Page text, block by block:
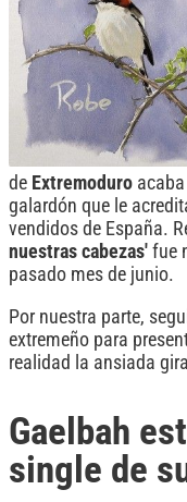
de Extremoduro
galardón que le
vendidos de España.
nuestras cabezas' fue
pasado mes de junio.
Por nuestra parte,
extremeño para
realidad la ansiada
Gaelbah
single de